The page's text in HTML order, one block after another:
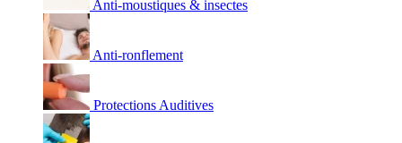
Anti-moustiques & insectes
Anti-ronflement
Protections Auditives